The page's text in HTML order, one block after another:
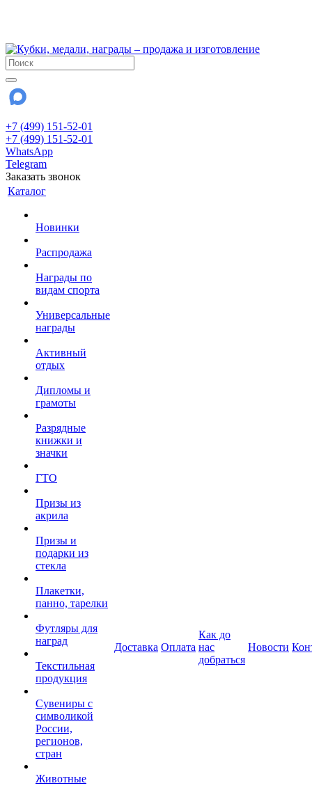
+7 (499) 151-52-01
+7 (499) 151-52-01
WhatsApp
Telegram
Заказать звонок
Каталог
Новинки
Распродажа
Награды по
видам спорта
Универсальные
награды
Активный
отдых
Дипломы и
грамоты
Разрядные
книжки и
значки
ГТО
Призы из
акрила
Призы и
подарки из
стекла
Плакетки,
панно, тарелки
Футляры для
наград
Текстильная
продукция
Сувениры с
символикой
России,
регионов,
стран
Животные
Доставка Оплата
Как до
нас
добраться
Новости